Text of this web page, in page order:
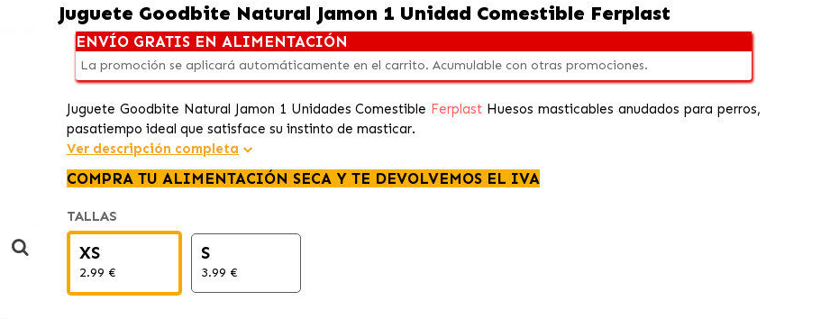
Juguete Goodbite Natural Jamon 1 Unidad Comestible Ferplast
ENVÍO GRATIS EN ALIMENTACIÓN
La promoción se aplicará automáticamente en el carrito. Acumulable con otras promociones.
Juguete Goodbite Natural Jamon 1 Unidades Comestible Ferplast Huesos masticables anudados para perros,
pasatiempo ideal que satisface su instinto de masticar.
Ver descripción completa
COMPRA TU ALIMENTACIÓN SECA Y TE DEVOLVEMOS EL IVA
TALLAS
XS
2.99 €
S
3.99 €